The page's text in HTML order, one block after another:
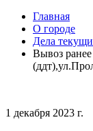
Главная
О городе
Дела
Вывоз
1 декабря 2023 г.